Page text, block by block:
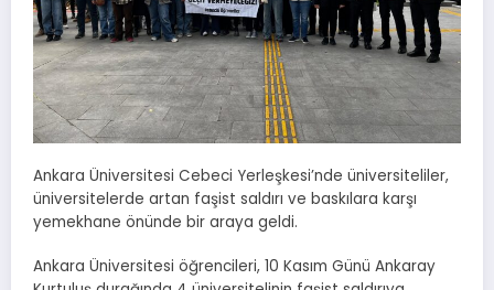
Ankara Üniversitesi Cebeci Yerleşkesi’nde üniversiteliler,
üniversitelerde artan faşist saldırı ve baskılara karşı
yemekhane önünde bir araya geldi.
Ankara Üniversitesi öğrencileri, 10 Kasım Günü Ankaray